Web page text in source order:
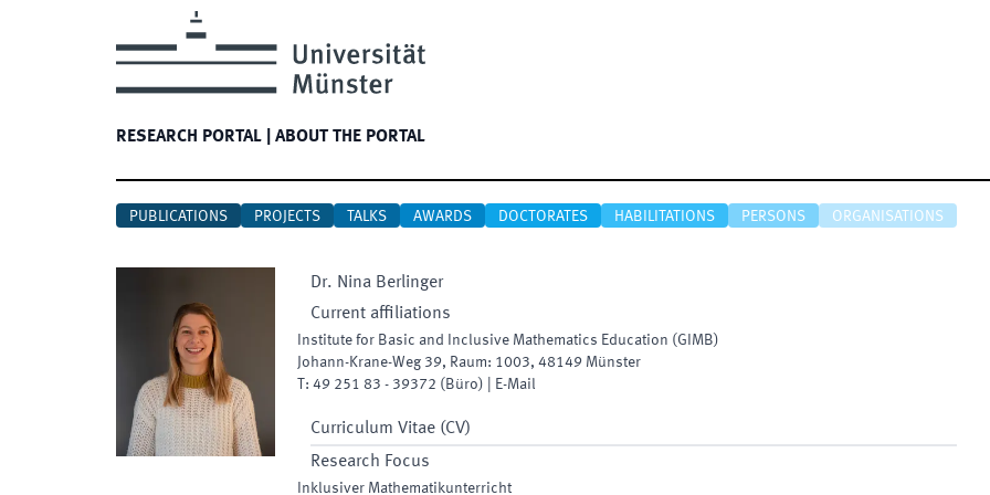
RESEARCH PORTAL ABOUT THE PORTAL
PUBLICATIONS PROJECTS TALKS AWARDS DOCTORATES HABILITATIONS PERSONS ORGANISATIONS
Dr. Nina Berlinger
Current affiliations
Institute for Basic and Inclusive Mathematics Education (GIMB)
Johann-Krane-Weg 39, Raum: 1003, 48149 Münster
T: 49 251 83 - 39372 ( Büro) E-Mail
Curriculum Vitae (CV)
Research Focus
Inklusiver Mathematikunterricht